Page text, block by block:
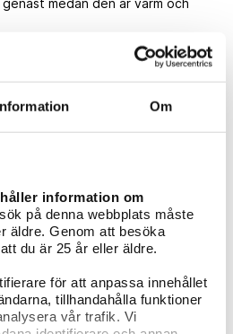
Om
information om
på denna webbplats måste
äldre. Genom att besöka
du är 25 år eller äldre.
för att anpassa innehållet
tillhandahålla funktioner
vår trafik. Vi
medan den är varm och
några droppar tryffelolja på din